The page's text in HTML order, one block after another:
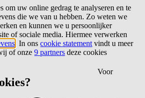
Voor
om uw online gedrag te analyseren en te
die we van u hebben. Zo weten we
en kunnen we u persoonlijker
of sociale media. Hiermee verwerken
. In onscookie statement vindt u meer
of onze9 partners deze cookies